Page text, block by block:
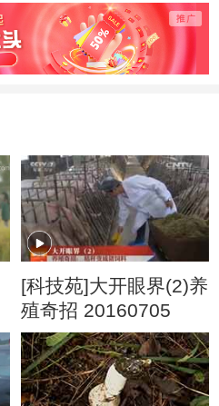
[科技苑]大开眼界(2)养
殖奇招 20160705